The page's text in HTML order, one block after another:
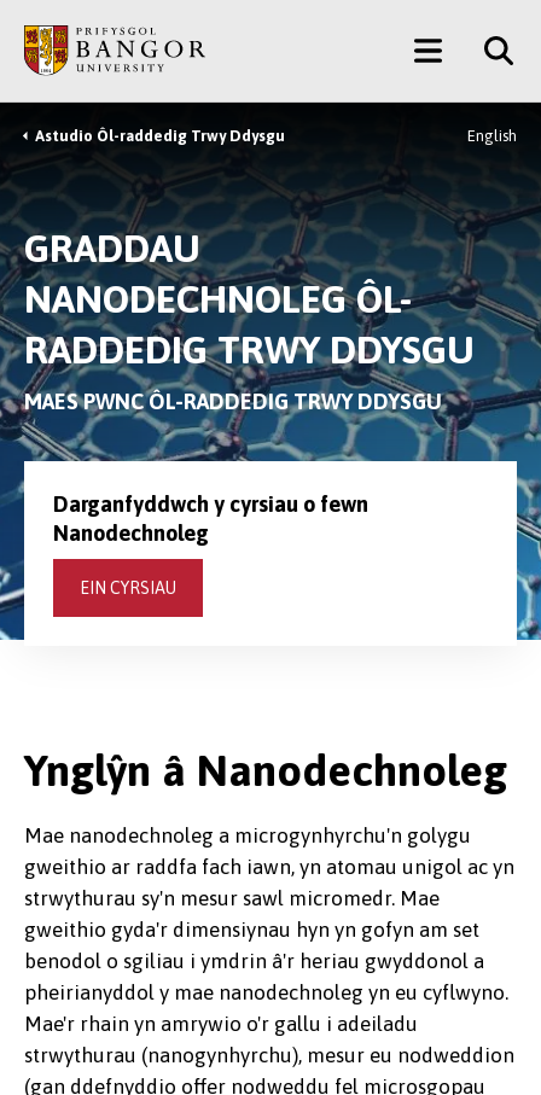
Prif
Gynnwys
Main
Menu
Breadcrumb
Astudio Ôl-raddedig Trwy Ddysgu English
GRADDAU
NANODECHNOLEG ÔL-
RADDEDIG TRWY DDYSGU
MAES PWNC ÔL-RADDEDIG TRWY DDYSGU
Darganfyddwch y cyrsiau o fewn
Nanodechnoleg
EIN CYRSIAU
Ynglŷn â Nanodechnoleg
Mae nanodechnoleg a microgynhyrchu'n golygu
gweithio ar raddfa fach iawn, yn atomau unigol ac yn
strwythurau sy'n mesur sawl micromedr. Mae
gweithio gyda'r dimensiynau hyn yn gofyn am set
benodol o sgiliau i ymdrin â'r heriau gwyddonol a
pheirianyddol y mae nanodechnoleg yn eu cyflwyno.
Mae'r rhain yn amrywio o'r gallu i adeiladu
strwythurau (nanogynhyrchu), mesur eu nodweddion
(gan ddefnyddio offer nodweddu fel microsgopau